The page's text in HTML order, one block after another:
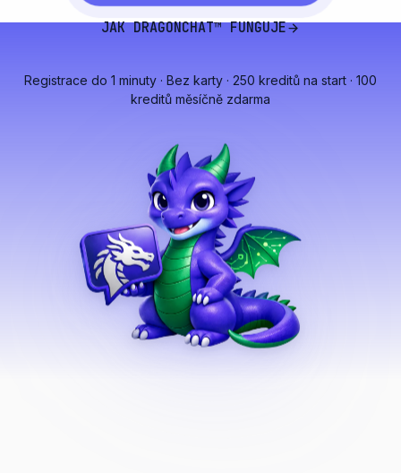
JAK DRAGONCHAT™ FUNGUJE
Registrace do 1 minuty · Bez karty · 250 kreditů na start · 100
kreditů měsíčně zdarma